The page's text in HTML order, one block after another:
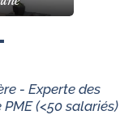
- Experte des
(<50 salariés)